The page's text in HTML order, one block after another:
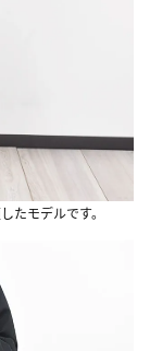
たモデルです。